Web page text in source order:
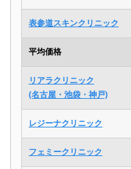
表参道スキンクリニック
平均価格
リアラクリニック
(名古屋・池袋・神戸)
レジーナクリニック
フェミークリニック